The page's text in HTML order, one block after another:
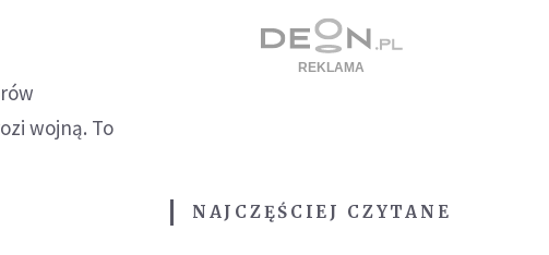
wojną. To
NAJCZĘŚCIEJ CZYTANE